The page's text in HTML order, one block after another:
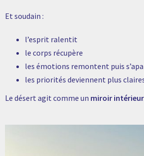
Et soudain :
l’esprit ralentit
le corps récupère
les émotions remontent puis
les priorités deviennent plus
Le désert agit comme un miroir